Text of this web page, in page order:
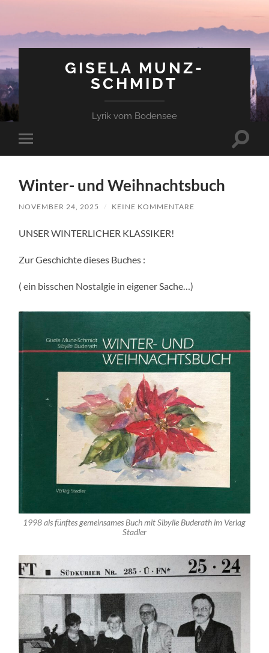
GISELA MUNZ-
SCHMIDT
Lyrik vom Bodensee
Mobile-
Menü
Winter- und Weihnachtsbuch
NOVEMBER 24, 2025 / KEINE KOMMENTARE
UNSER WINTERLICHER KLASSIKER!
Zur Geschichte dieses Buches :
( ein bisschen Nostalgie in eigener Sache…)
1998 als fünftes gemeinsames Buch mit Sibylle Buderath im Verlag
Stadler